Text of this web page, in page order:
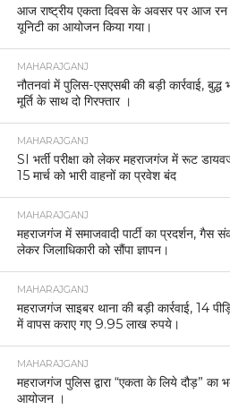
आज राष्ट्रीय एकता दिवस के अवसर पर आज रन
यूनिटी का आयोजन किया गया।
MAHARAJGANJ
नौतनवां में पुलिस-एसएसबी की बड़ी कार्रवाई, बुद्ध
मूर्ति के साथ दो गिरफ्तार ।
MAHARAJGANJ
SI भर्ती परीक्षा को लेकर महराजगंज में रूट
15 मार्च को भारी वाहनों का प्रवेश बंद
MAHARAJGANJ
महराजगंज में समाजवादी पार्टी का प्रदर्शन, गैस
लेकर जिलाधिकारी को सौंपा ज्ञापन।
MAHARAJGANJ
महराजगंज साइबर थाना की बड़ी कार्रवाई, 14
में वापस कराए गए 9.95 लाख रुपये।
MAHARAJGANJ
महराजगंज पुलिस द्वारा “एकता के लिये दौड़” का
आयोजन ।